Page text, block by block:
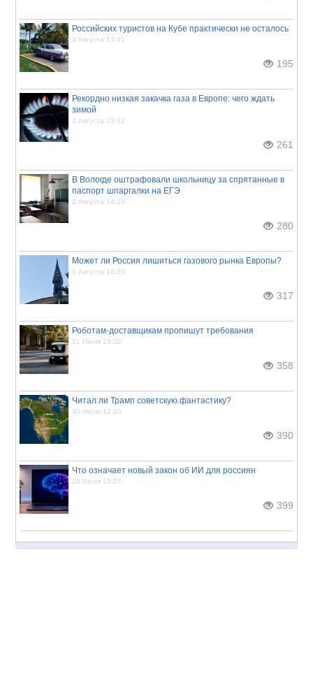
Российских туристов на Кубе практически не осталось
4 Августа 17:41
195
Рекордно низкая закачка газа в Европе: чего ждать
зимой
3 Августа 13:32
261
В Вологде оштрафовали школьницу за спрятанные в
паспорт шпаргалки на ЕГЭ
2 Августа 14:19
280
Может ли Россия лишиться газового рынка Европы?
1 Августа 16:23
317
Роботам-доставщикам пропишут требования
31 Июля 18:32
358
Читал ли Трамп советскую фантастику?
30 Июля 12:20
390
Что означает новый закон об ИИ для россиян
29 Июля 15:27
399